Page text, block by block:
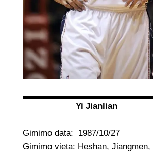
Yi Jianlian
Gimimo data: 1987/10/27
Gimimo vieta: Heshan, Jiangmen,